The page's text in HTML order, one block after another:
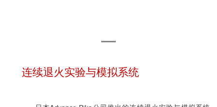
连续退火实验与模拟系统